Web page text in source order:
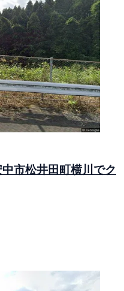
市松井田町横川でク